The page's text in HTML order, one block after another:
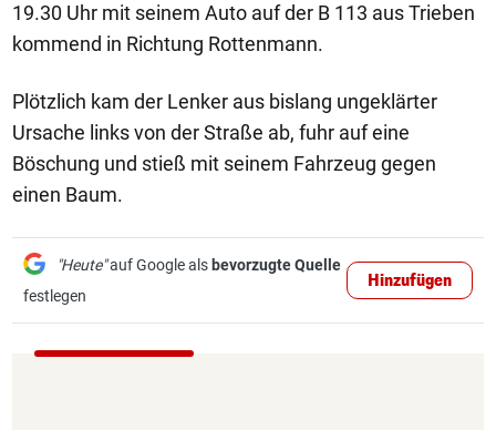
19.30 Uhr mit seinem Auto auf der B 113 aus Trieben
kommend in Richtung Rottenmann.
Plötzlich kam der Lenker aus bislang ungeklärter
Ursache links von der Straße ab, fuhr auf eine
Böschung und stieß mit seinem Fahrzeug gegen
einen Baum.
"Heute"auf Google als bevorzugte Quelle
festlegen
Hinzufügen